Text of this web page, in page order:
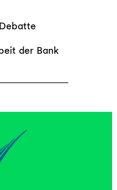
der Bank